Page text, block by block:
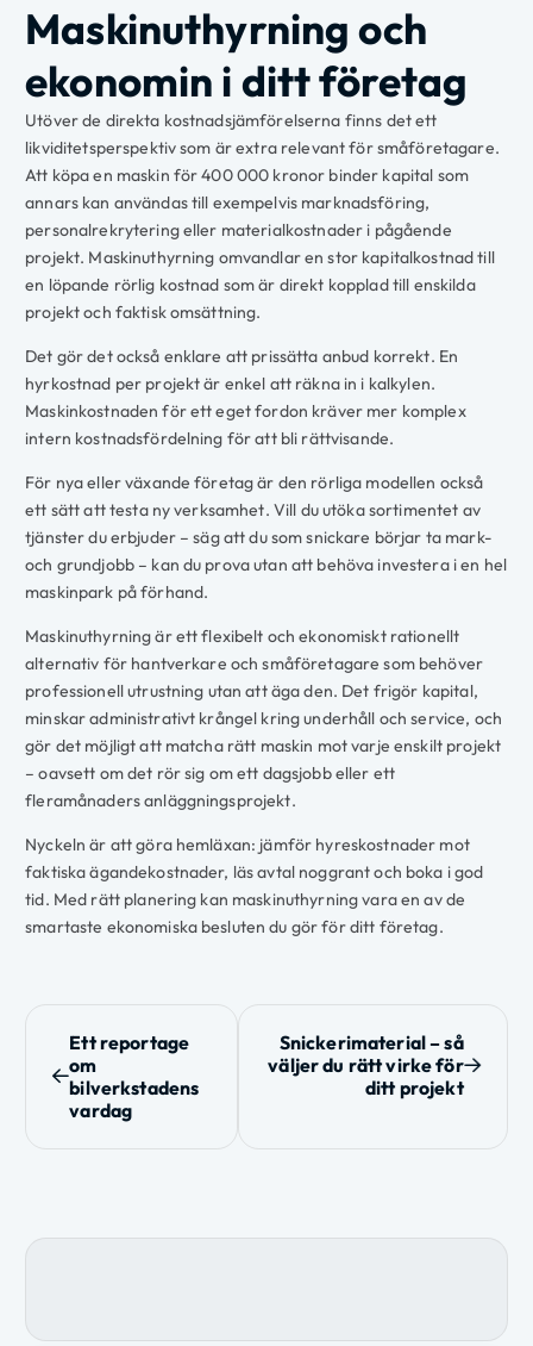
Maskinuthyrning och
ekonomin i ditt företag
Utöver de direkta kostnadsjämförelserna finns det ett
likviditetsperspektiv som är extra relevant för småföretagare.
Att köpa en maskin för 400 000 kronor binder kapital som
annars kan användas till exempelvis marknadsföring,
personalrekrytering eller materialkostnader i pågående
projekt. Maskinuthyrning omvandlar en stor kapitalkostnad till
en löpande rörlig kostnad som är direkt kopplad till enskilda
projekt och faktisk omsättning.
Det gör det också enklare att prissätta anbud korrekt. En
hyrkostnad per projekt är enkel att räkna in i kalkylen.
Maskinkostnaden för ett eget fordon kräver mer komplex
intern kostnadsfördelning för att bli rättvisande.
För nya eller växande företag är den rörliga modellen också
ett sätt att testa ny verksamhet. Vill du utöka sortimentet av
tjänster du erbjuder – säg att du som snickare börjar ta mark-
och grundjobb – kan du prova utan att behöva investera i en hel
maskinpark på förhand.
Maskinuthyrning är ett flexibelt och ekonomiskt rationellt
alternativ för hantverkare och småföretagare som behöver
professionell utrustning utan att äga den. Det frigör kapital,
minskar administrativt krångel kring underhåll och service, och
gör det möjligt att matcha rätt maskin mot varje enskilt projekt
– oavsett om det rör sig om ett dagsjobb eller ett
fleramånaders anläggningsprojekt.
Nyckeln är att göra hemläxan: jämför hyreskostnader mot
faktiska ägandekostnader, läs avtal noggrant och boka i god
tid. Med rätt planering kan maskinuthyrning vara en av de
smartaste ekonomiska besluten du gör för ditt företag.
I
l
g
Ett reportage
om
bilverkstadens
vardag
Snickerimaterial – så
väljer du rätt virke för
ditt projekt